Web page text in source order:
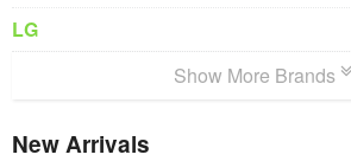
LG
Show More Brands
New Arrivals